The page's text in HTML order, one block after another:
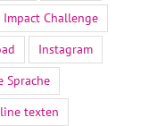
Impact Challenge
Instagram
Sprache
texten